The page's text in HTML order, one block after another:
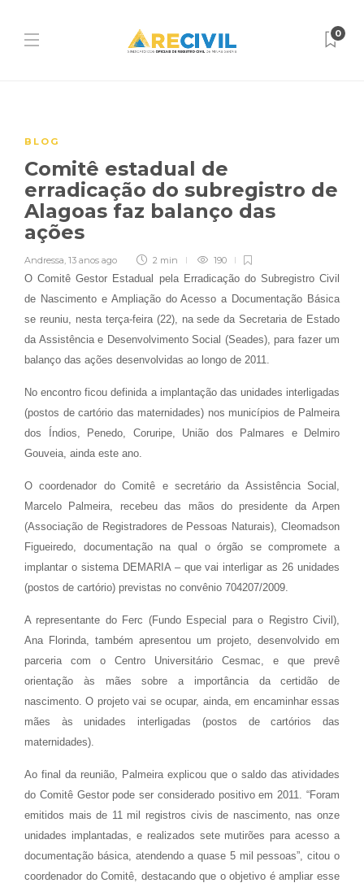
0
BLOG
Comitê estadual de
erradicação do subregistro de
Alagoas faz balanço das
ações
Andressa, 13 anos ago 2 min 190
O Comitê Gestor Estadual pela Erradicação do Subregistro Civil
de Nascimento e Ampliação do Acesso a Documentação Básica
se reuniu, nesta terça-feira (22), na sede da Secretaria de Estado
da Assistência e Desenvolvimento Social (Seades), para fazer um
balanço das ações desenvolvidas ao longo de 2011.
No encontro ficou definida a implantação das unidades interligadas
(postos de cartório das maternidades) nos municípios de Palmeira
dos Índios, Penedo, Coruripe, União dos Palmares e Delmiro
Gouveia, ainda este ano.
O coordenador do Comitê e secretário da Assistência Social,
Marcelo Palmeira, recebeu das mãos do presidente da Arpen
(Associação de Registradores de Pessoas Naturais), Cleomadson
Figueiredo, documentação na qual o órgão se compromete a
implantar o sistema DEMARIA – que vai interligar as 26 unidades
(postos de cartório) previstas no convênio 704207/2009.
A representante do Ferc (Fundo Especial para o Registro Civil),
Ana Florinda, também apresentou um projeto, desenvolvido em
parceria com o Centro Universitário Cesmac, e que prevê
orientação às mães sobre a importância da certidão de
nascimento. O projeto vai se ocupar, ainda, em encaminhar essas
mães às unidades interligadas (postos de cartórios das
maternidades).
Ao final da reunião, Palmeira explicou que o saldo das atividades
do Comitê Gestor pode ser considerado positivo em 2011. “Foram
emitidos mais de 11 mil registros civis de nascimento, nas onze
unidades implantadas, e realizados sete mutirões para acesso a
documentação básica, atendendo a quase 5 mil pessoas”, citou o
coordenador do Comitê, destacando que o objetivo é ampliar esse